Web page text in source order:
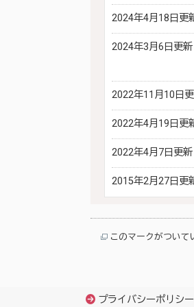
2024年4月18日更
2024年3月6日更新
2022年11月10日
2022年4月19日更
2022年4月7日更新
2015年2月27日更
このマークがついて
プライバシーポリシー